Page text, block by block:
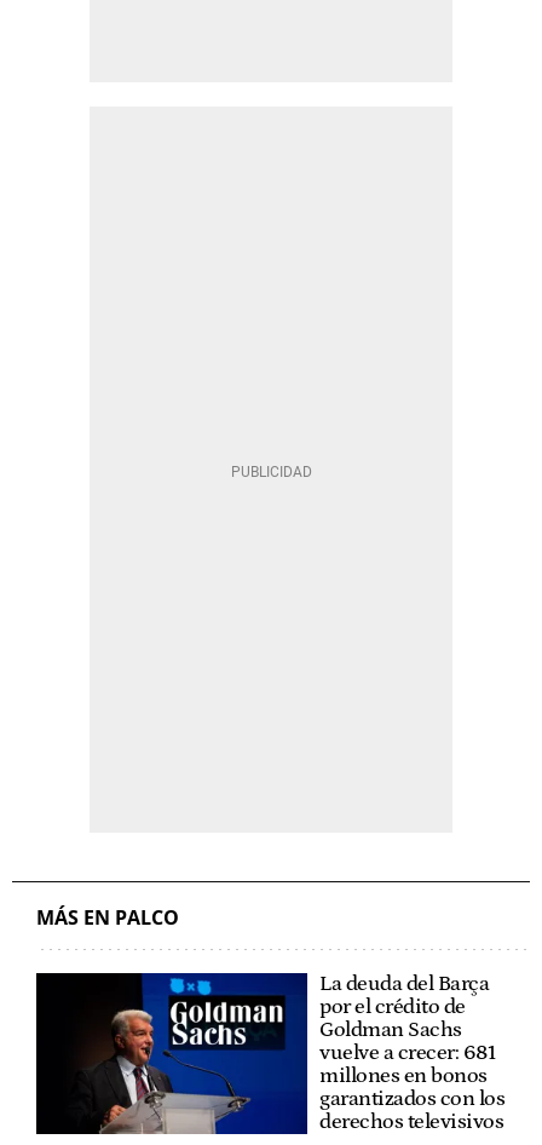
MÁS EN PALCO
La deuda del Barça
por el crédito de
Goldman Sachs
vuelve a crecer: 681
millones en bonos
garantizados con los
derechos televisivos